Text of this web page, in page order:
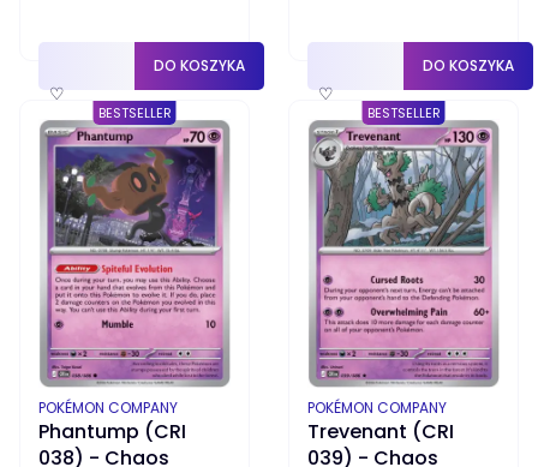
♡
DO KOSZYKA
♡
DO KOSZYKA
BESTSELLER
Phantump (CRI
038) - Chaos
PRODUCENT
POKÉMON COMPANY
BESTSELLER
Trevenant (CRI
039) - Chaos
PRODUCENT
POKÉMON COMPANY